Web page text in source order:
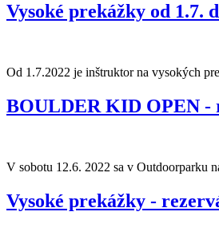
Vysoké prekážky od 1.7.
Od 1.7.2022 je inštruktor na vysokých
BOULDER KID OPEN -
V sobotu 12.6. 2022 sa v Outdoorparku
Vysoké prekážky -